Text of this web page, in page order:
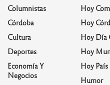
Columnistas
Córdoba
Cultura
Deportes
Economía Y
Negocios
Hoy
Hoy
Hoy Día
Hoy
Hoy País
Humor